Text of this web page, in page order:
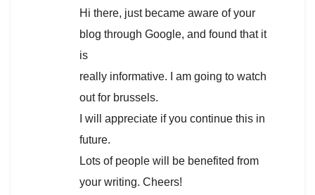
Hi there, just became aware of your
blog through Google, and found that it
is
really informative. I am going to watch
out for brussels.
I will appreciate if you continue this in
future.
Lots of people will be benefited from
your writing. Cheers!